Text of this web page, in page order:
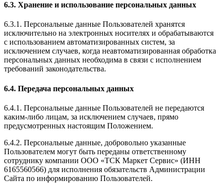
6.3. Хранение и использование персональных данных
6.3.1. Персональные данные Пользователей хранятся
исключительно на электронных носителях и обрабатываются
с использованием автоматизированных систем, за
исключением случаев, когда неавтоматизированная обработка
персональных данных необходима в связи с исполнением
требований законодательства.
6.4. Передача персональных данных
6.4.1. Персональные данные Пользователей не передаются
каким-либо лицам, за исключением случаев, прямо
предусмотренных настоящим Положением.
6.4.2. Персональные данные, добровольно указанные
Пользователем могут быть переданы ответственному
сотруднику компании ООО «ТСК Маркет Сервис» (ИНН
6165560566) для исполнения обязательств Администрации
Сайта по информированию Пользователей.